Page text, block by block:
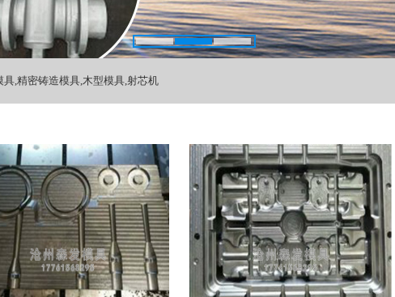
,精密铸造模具,木型模具,射芯机